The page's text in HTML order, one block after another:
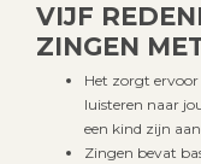
VIJF
ZINGEN
Het zorgt ervoor
luisteren naar
een kind zijn
Zingen bevat